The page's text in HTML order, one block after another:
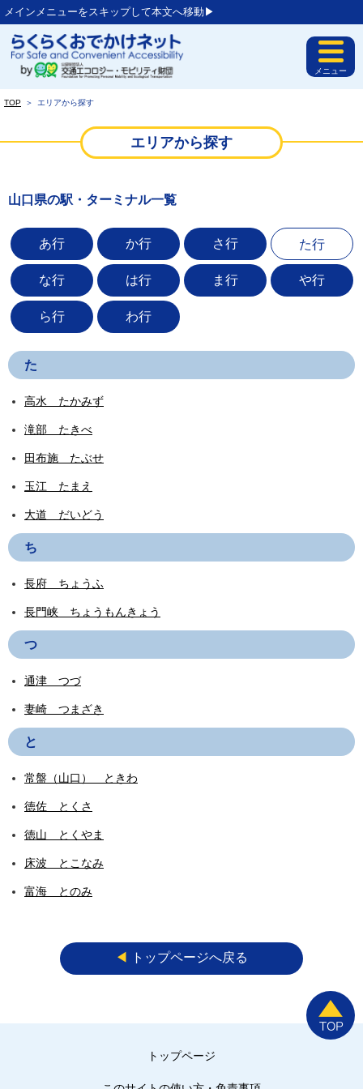
メインメニューをスキップして本文へ移動▶︎
メニュー
TOP ＞ エリアから探す
エリアから探す
山口県の駅・ターミナル一覧
あ行 か行 さ行 た行
な行 は行 ま行 や行
ら行 わ行
た
高水 たかみず
滝部 たきべ
田布施 たぶせ
玉江 たまえ
大道 だいどう
ち
長府 ちょうふ
長門峡 ちょうもんきょう
つ
通津 つづ
妻崎 つまざき
と
常盤（山口） ときわ
徳佐 とくさ
徳山 とくやま
床波 とこなみ
富海 とのみ
◀︎ トップページへ戻る
トップページ